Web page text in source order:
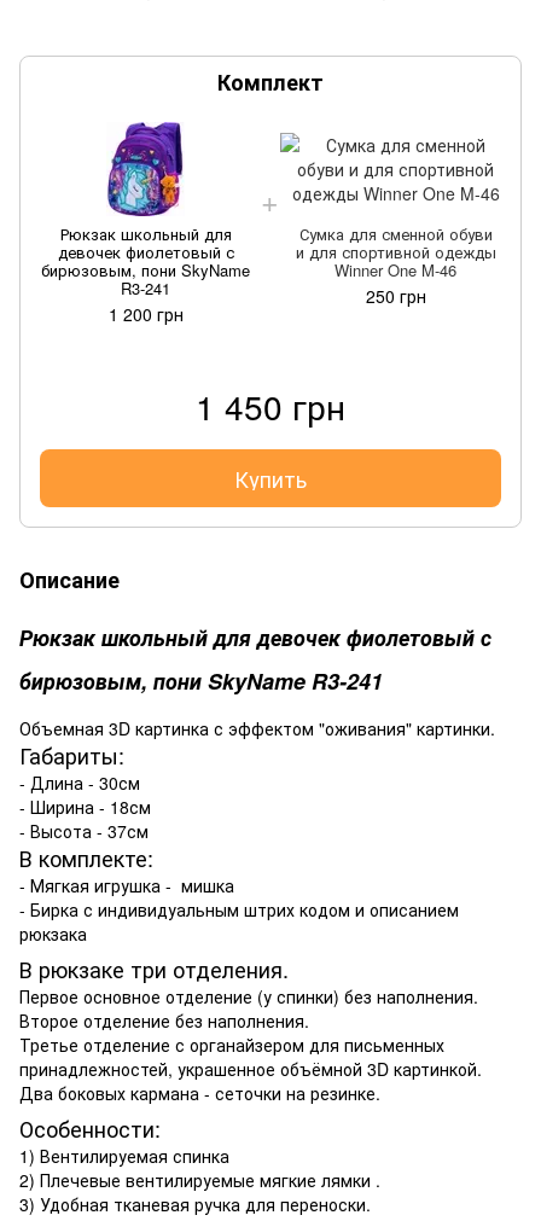
Комплект
Рюкзак школьный для
девочек фиолетовый с
бирюзовым, пони SkyName
R3-241
1 200 грн
Сумка для сменной обуви
и для спортивной одежды
Winner One M-46
250 грн
1 450 грн
Купить
Описание
Рюкзак школьный для девочек фиолетовый с
бирюзовым, пони SkyName R3-241
Объемная 3D картинка с эффектом "оживания" картинки.
Габариты:
- Длина - 30см
- Ширина - 18см
- Высота - 37см
В комплекте:
- Мягкая игрушка - мишка
- Бирка с индивидуальным штрих кодом и описанием
рюкзака
В рюкзаке три отделения.
Первое основное отделение (у спинки) без наполнения.
Второе отделение без наполнения.
Третье отделение с органайзером для письменных
принадлежностей, украшенное объёмной 3D картинкой.
Два боковых кармана - сеточки на резинке.
Особенности:
1) Вентилируемая спинка
2) Плечевые вентилируемые мягкие лямки .
3) Удобная тканевая ручка для переноски.